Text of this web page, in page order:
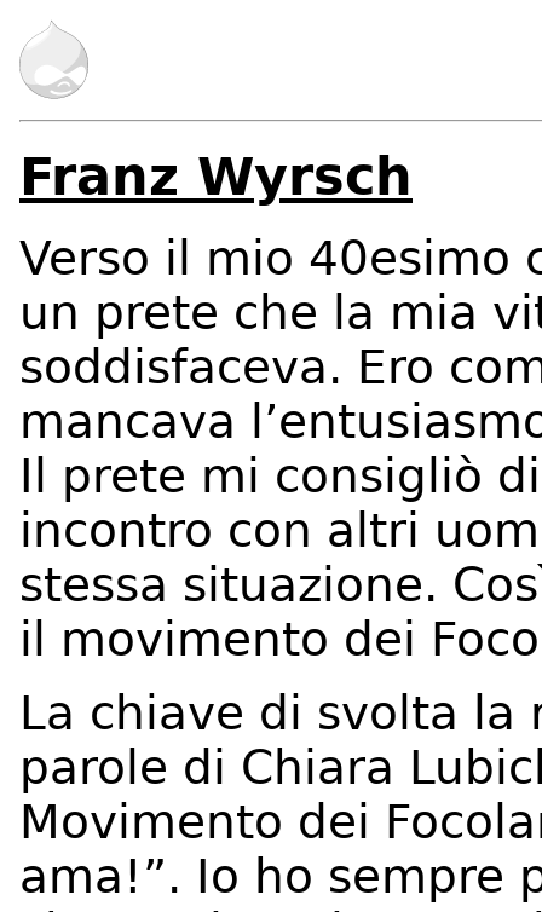
Franz Wyrsch
Verso il mio 40esimo
un prete che la mia
soddisfaceva. Ero
mancava
Il prete mi consigliò
incontro con altri
stessa situazione.
il movimento dei
La chiave di svolta
parole di Chiara
Movimento dei
ama!”. Io ho sempre